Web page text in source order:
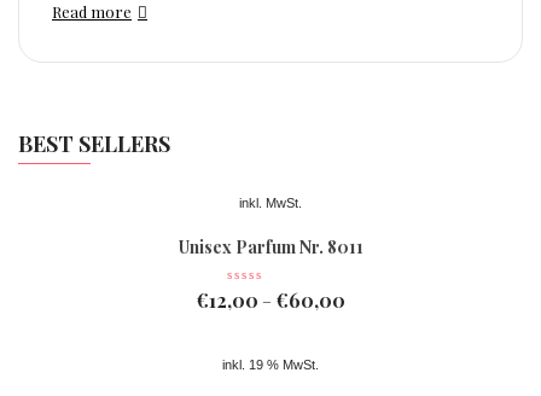
Read more
BEST SELLERS
inkl. MwSt.
Unisex Parfum Nr. 8011
€12,00 – €60,00
inkl. 19 % MwSt.